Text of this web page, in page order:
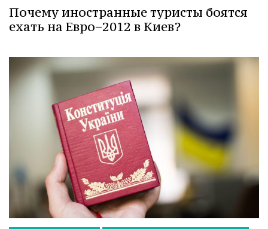
Почему иностранные туристы боятся
ехать на Евро−2012 в Киев?